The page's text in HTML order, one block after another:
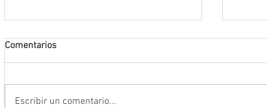
Comentarios
Escribir un comentario...